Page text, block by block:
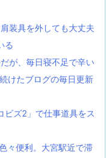
装具を外しても大丈夫
る
が、毎日寝不足で辛い
けたブログの毎日更新
ビズ2」で仕事道具をス
々便利。大宮駅近で滞